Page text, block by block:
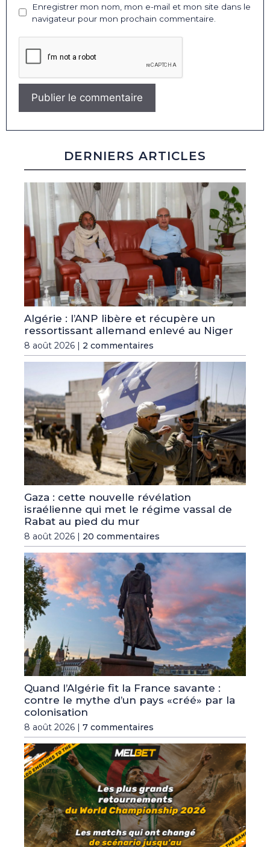
Enregistrer mon nom, mon e-mail et mon site dans le
navigateur pour mon prochain commentaire.
DERNIERS ARTICLES
Algérie : l’ANP libère et récupère un
ressortissant allemand enlevé au Niger
8 août 2026 | 2 commentaires
Gaza : cette nouvelle révélation
israélienne qui met le régime vassal de
Rabat au pied du mur
8 août 2026 | 20 commentaires
Quand l’Algérie fit la France savante :
contre le mythe d’un pays «créé» par la
colonisation
8 août 2026 | 7 commentaires